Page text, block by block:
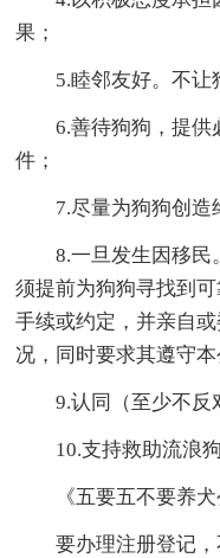
果；
5.睦邻友好。不让
6.善待狗狗，提供
件；
7.尽量为狗狗创造
8.一旦发生因移民
须提前为狗狗寻找到
手续或约定，并亲自
况，同时要求其遵守本
9.认同（至少不反
10.支持救助流浪
《五要五不要养犬
要办理注册登记，